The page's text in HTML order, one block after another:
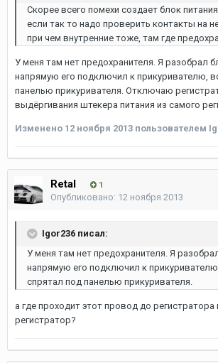
Скорее всего помехи создает блок
если так то надо проверить контакты на
при чем внутренние тоже, там где
У меня там нет предохранителя. Я разобрал
напрямую его подключил к прикуривателю,
панелью прикуривателя. Отключаю
выдёргивания штекера питания из самого
Изменено 12 ноября 2013 пользователем
Retal 1
Опубликовано: 12 ноября 2013
Igor236 писал:
У меня там нет предохранителя. Я
напрямую его подключил к
спрятал под панелью прикуривателя.
а где проходит этот провод до регистратора
регистратор?